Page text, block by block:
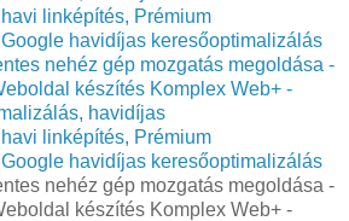
linképítés, Prémium
havidíjas keresőoptimalizálás
nehéz gép mozgatás megoldása -
készítés Komplex Web+ -
havidíjas
linképítés, Prémium
havidíjas keresőoptimalizálás
nehéz gép mozgatás megoldása -
készítés Komplex Web+ -